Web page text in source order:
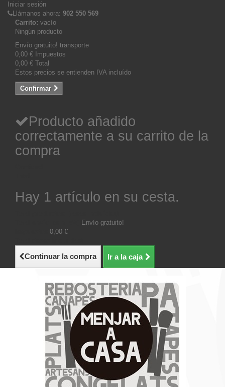
Iniciar sesión
Llámanos ahora: 902 550 569
Carrito: vacío
Ningún producto
Envío gratuito! transporte
0,00 € Impuestos
0,00 € Total
Estos precios se entienden IVA incluído
Confirmar
Producto añadido
correctamente a su carrito de la
compra
Hay 1 artículo en su cesta.
Envío gratuito!
0,00 €
Continuar la compra Ir a la caja